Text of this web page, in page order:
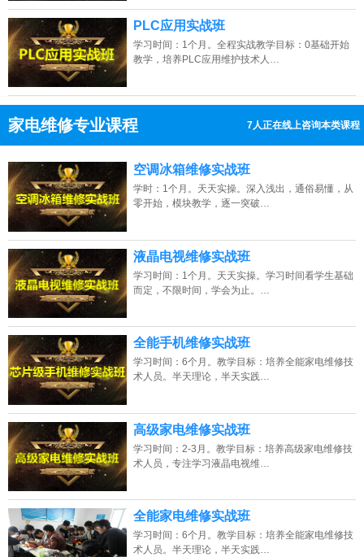
PLC应用实战班
学习时间：1个月。全程实战教学目标：0基础开始
教学，培养PLC应用维护技术人…
家电维修专业课程 7人正在线上咨询本类课程
点击免费咨询电话：13807313137
空调冰箱维修实战班
学时：1个月。天天实操。深入浅出，通俗易懂，从
零开始，模块教学，逐一突破…
液晶电视维修实战班
学习时间：1个月。天天实操。学习时间看学生基础
而定，不限时间，学会为止。…
全能手机维修实战班
学习时间：6个月。教学目标：培养全能家电维修技
术人员。半天理论，半天实践…
高级家电维修实战班
学习时间：2-3月。教学目标：培养高级家电维修技
术人员，专注学习液晶电视维…
全能家电维修实战班
学习时间：6个月。教学目标：培养全能家电维修技
术人员。半天理论，半天实践…